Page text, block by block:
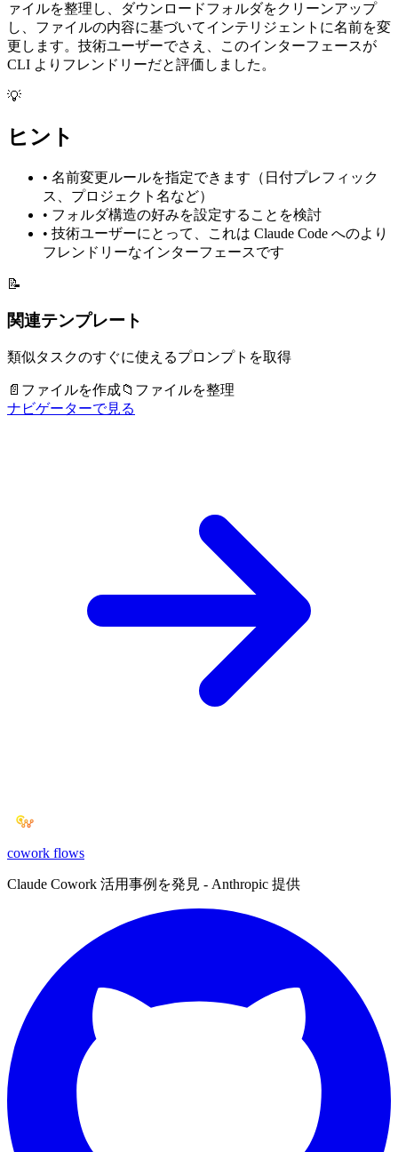
ァイルを整理し、ダウンロードフォルダをクリーンアップ
し、ファイルの内容に基づいてインテリジェントに名前を変
更します。技術ユーザーでさえ、このインターフェースが
CLI よりフレンドリーだと評価しました。
💡
ヒント
• 名前変更ルールを指定できます（日付プレフィック
ス、プロジェクト名など）
• フォルダ構造の好みを設定することを検討
• 技術ユーザーにとって、これは Claude Code へのより
フレンドリーなインターフェースです
📝
関連テンプレート
類似タスクのすぐに使えるプロンプトを取得
📄 ファイルを作成📁 ファイルを整理
ナビゲーターで見る
cowork flows
Claude Cowork 活用事例を発見 - Anthropic 提供